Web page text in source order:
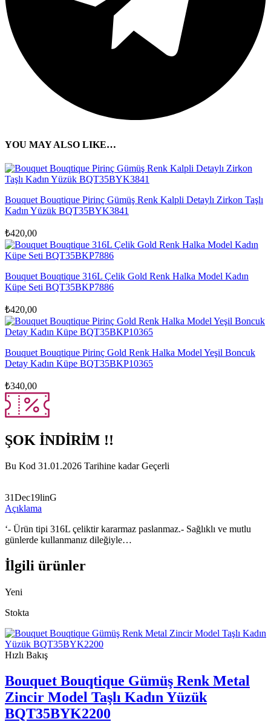
YOU MAY ALSO LIKE…
Bouquet Bouqtique Pirinç Gümüş Renk Kalpli Detaylı Zirkon Taşlı
Kadın Yüzük BQT35BYK3841
₺420,00
Bouquet Bouqtique 316L Çelik Gold Renk Halka Model Kadın
Küpe Seti BQT35BKP7886
₺420,00
Bouquet Bouqtique Pirinç Gold Renk Halka Model Yeşil Boncuk
Detay Kadın Küpe BQT35BKP10365
₺340,00
ŞOK İNDİRİM !!
Bu Kod 31.01.2026 Tarihine kadar Geçerli
31Dec19linG
Açıklama
‘- Ürün tipi 316L çeliktir kararmaz paslanmaz.- Sağlıklı ve mutlu
günlerde kullanmanız dileğiyle…
İlgili ürünler
Yeni
Stokta
Hızlı Bakış
Bouquet Bouqtique Gümüş Renk Metal
Zincir Model Taşlı Kadın Yüzük
BQT35BYK2200